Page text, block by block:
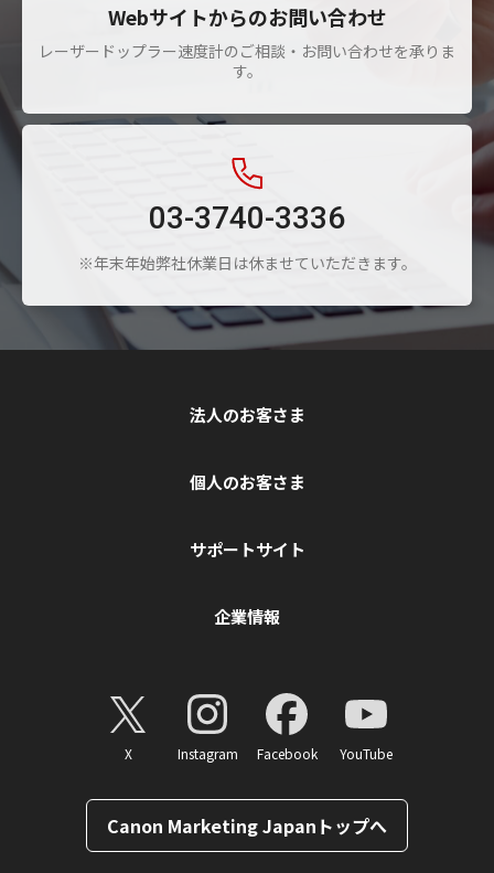
Webサイトからのお問い合わせ
レーザードップラー速度計のご相談・お問い合わせを承りま
す。
03-3740-3336
※年末年始弊社休業日は休ませていただきます。
法人のお客さま
個人のお客さま
サポートサイト
企業情報
X Instagram Facebook YouTube
Canon Marketing Japanトップへ